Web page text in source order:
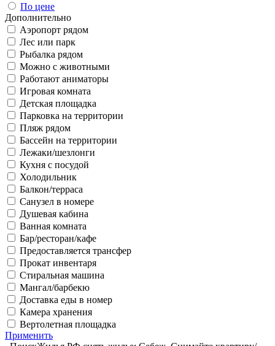
По цене
Дополнительно
Аэропорт рядом
Лес или парк
Рыбалка рядом
Можно с животными
Работают аниматоры
Игровая комната
Детская площадка
Парковка на территории
Пляж рядом
Бассейн на территории
Лежаки/шезлонги
Кухня с посудой
Холодильник
Балкон/терраса
Санузел в номере
Душевая кабина
Ванная комната
Бар/ресторан/кафе
Предоставляется трансфер
Прокат инвентаря
Стиральная машина
Мангал/барбекю
Доставка еды в номер
Камера хранения
Вертолетная площадка
Применить